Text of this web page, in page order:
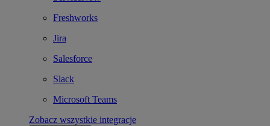
Freshworks
Jira
Salesforce
Slack
Microsoft Teams
Zobacz wszystkie integracje